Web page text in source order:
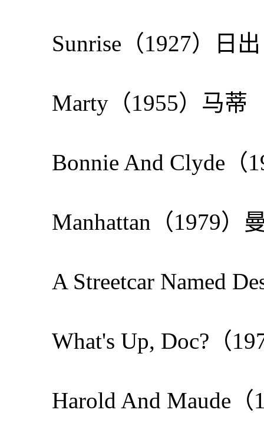
Sunrise（1927）日出
Marty（1955）马蒂
Bonnie And Clyde（
Manhattan（1979）
A Streetcar Named
What's Up, Doc?（
Harold And Maude